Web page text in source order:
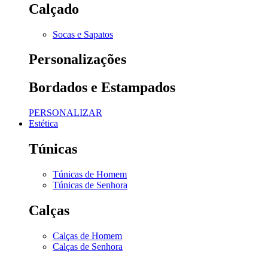
Calçado
Socas e Sapatos
Personalizações
Bordados e Estampados
PERSONALIZAR
Estética
Túnicas
Túnicas de Homem
Túnicas de Senhora
Calças
Calças de Homem
Calças de Senhora